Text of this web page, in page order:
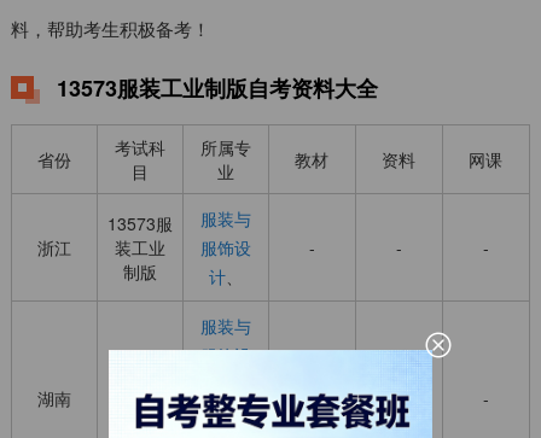
料，帮助考生积极备考！
13573服装工业制版自考资料大全
省份
考试科
目
所属专
业
教材 资料 网课
浙江
13573服
装工业
制版
服装与
服饰设
计、
- - -
湖南
装工业
制版
服装与
服饰设
装艺术
查看 - -